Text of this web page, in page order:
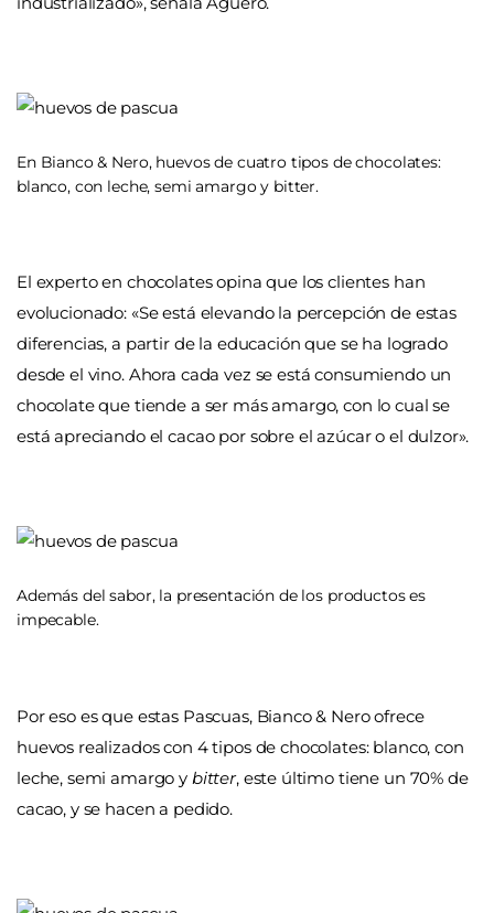
En Bianco & Nero, huevos de cuatro tipos de chocolates:
blanco, con leche, semi amargo y bitter.
El experto en chocolates opina que los clientes han
evolucionado: «Se está elevando la percepción de estas
diferencias, a partir de la educación que se ha logrado
desde el vino. Ahora cada vez se está consumiendo un
chocolate que tiende a ser más amargo, con lo cual se
está apreciando el cacao por sobre el azúcar o el dulzor».
Además del sabor, la presentación de los productos es
impecable.
Por eso es que estas Pascuas, Bianco & Nero ofrece
huevos realizados con 4 tipos de chocolates: blanco, con
leche, semi amargo y bitter, este último tiene un 70% de
cacao, y se hacen a pedido.